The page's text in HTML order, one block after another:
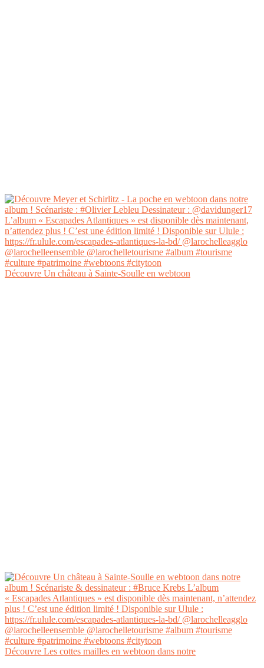
Découvre Un château à Sainte-Soulle en webtoon
Découvre Les cottes mailles en webtoon dans notre